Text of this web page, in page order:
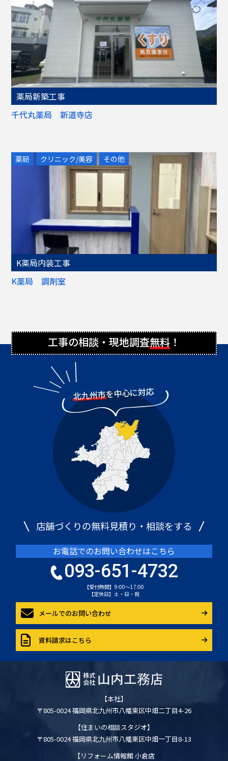
薬局新築工事
千代丸薬局 新道寺店
薬局 クリニック/美容 その他
K薬局内装工事
K薬局 調剤室
工事の相談・現地調査無料 ！
店舗づくりの無料見積り・相談をする
お電話でのお問い合わせはこちら
093-651-4732
【受付時間】9:00～17:00
【定休日】土・日・祝
メールでのお問い合わせ
資料請求はこちら
【本社】
〒805-0024 福岡県北九州市八幡東区中畑二丁目4-26
【住まいの相談スタジオ】
〒805-0024 福岡県北九州市八幡東区中畑一丁目8-13
【リフォーム情報館 小倉店